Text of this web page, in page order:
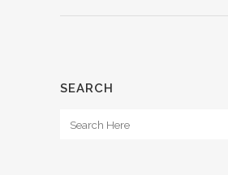
SEARCH